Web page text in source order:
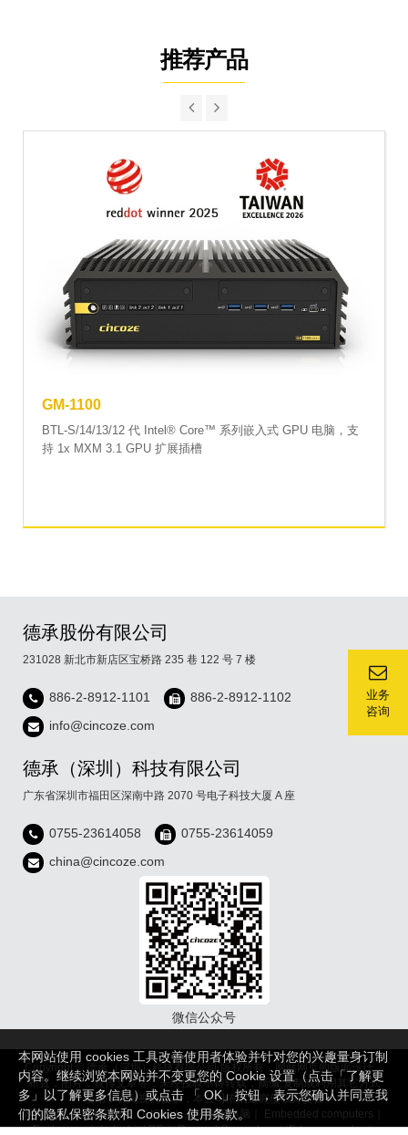
本网站使用 cookies 工具改善使用者体验并针对您的兴趣量身订制
内容。继续浏览本网站并不变更您的 Cookie 设置（点击「了解更
多」以了解更多信息）或点击 「 OK」按钮，表示您确认并同意我
们的隐私保密条款和 Cookies 使用条款。
业务
咨询
推荐产品
GM-1100
BTL-S/14/13/12 代 Intel® Core™ 系列嵌入式 GPU 电脑，支
持 1x MXM 3.1 GPU 扩展插槽
德承股份有限公司
231028 新北市新店区宝桥路 235 巷 122 号 7 楼
886-2-8912-1101
886-2-8912-1102
info@cincoze.com
德承（深圳）科技有限公司
广东省深圳市福田区深南中路 2070 号电子科技大厦 A 座
0755-23614058
0755-23614059
china@cincoze.com
微信公众号
Copyright © 德承（深圳）科技有限公司 版权所有，网站网页的版面设计，
布置，图片，宣传文章等，未经授权不得转载，摘编,复制或利用其它方式
使用，否则视为侵权，本公司依法追究侵权方责任
网站地图｜隐私政策｜工控机｜ 工业平板电脑 Embedded computers
Fanless pc｜Industrial PC｜Rugged Computers｜Edge computer｜